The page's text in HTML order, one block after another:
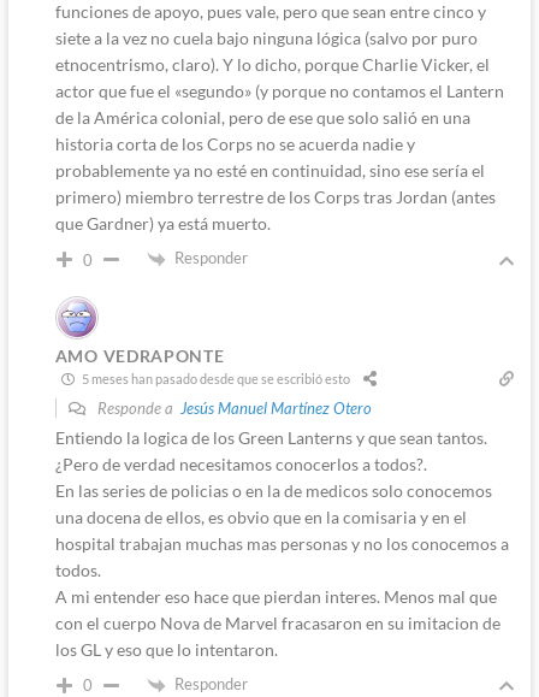
funciones de apoyo, pues vale, pero que sean entre cinco y
siete a la vez no cuela bajo ninguna lógica (salvo por puro
etnocentrismo, claro). Y lo dicho, porque Charlie Vicker, el
actor que fue el «segundo» (y porque no contamos el Lantern
de la América colonial, pero de ese que solo salió en una
historia corta de los Corps no se acuerda nadie y
probablemente ya no esté en continuidad, sino ese sería el
primero) miembro terrestre de los Corps tras Jordan (antes
que Gardner) ya está muerto.
0 Responder
AMO VEDRAPONTE
5 meses han pasado desde que se escribió esto
Responde a Jesús Manuel Martínez Otero
Entiendo la logica de los Green Lanterns y que sean tantos.
¿Pero de verdad necesitamos conocerlos a todos?.
En las series de policias o en la de medicos solo conocemos
una docena de ellos, es obvio que en la comisaria y en el
hospital trabajan muchas mas personas y no los conocemos a
todos.
A mi entender eso hace que pierdan interes. Menos mal que
con el cuerpo Nova de Marvel fracasaron en su imitacion de
los GL y eso que lo intentaron.
0 Responder